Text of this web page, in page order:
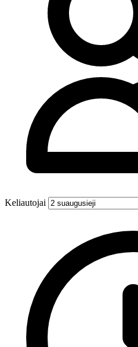
Keliautojai